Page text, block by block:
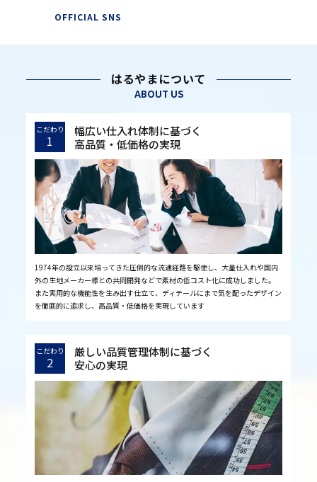
OFFICIAL SNS
はるやまについて
ABOUT US
こだわり
1
幅広い仕入れ体制に基づく
高品質・低価格の実現
1974年の設立以来培ってきた圧倒的な流通経路を駆使し、大量仕入れや国内
外の生地メーカー様との共同開発などで素材の低コスト化に成功しました。
また実用的な機能性を生み出す仕立て、ディテールにまで気を配ったデザイン
を徹底的に追求し、高品質・低価格を実現しています
こだわり
2
厳しい品質管理体制に基づく
安心の実現